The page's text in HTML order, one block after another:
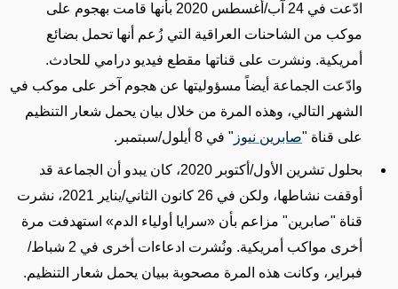
ادّعت في 24 آب/أغسطس 2020 بأنها قامت بهجوم على
موكب من الشاحنات العراقية التي زُعم أنها تحمل بضائع
أمريكية. ونشرت على قناتها مقطع فيديو درامي للحادث.
وادّعت الجماعة أيضاً مسؤوليتها عن هجوم آخر على موكب في
الشهر التالي، وهذه المرة من خلال بيان يحمل شعار التنظيم
على قناة "صابرين نيوز " في 8 أيلول/سبتمبر.
بحلول تشرين الأول/أكتوبر 2020، كان يبدو أن الجماعة قد
أوقفت نشاطها، ولكن في 26 كانون الثاني/يناير 2021،
نشرت
قناة "صابرين" مزاعم بأن «سرايا أولياء الدم» استهدفت مرة
أخرى مواكب أمريكية. ونُشرت ادعاءات أخرى في 2 شباط/
فبراير، وكانت هذه المرة مصحوبة ببيان يحمل شعار التنظيم.